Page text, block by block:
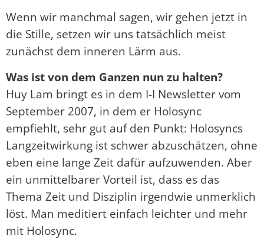
Wenn wir manchmal sagen, wir gehen jetzt in
die Stille, setzen wir uns tatsächlich meist
zunächst dem inneren Lärm aus.
Was ist von dem Ganzen nun zu halten?
Huy Lam bringt es in dem I-I Newsletter vom
September 2007, in dem er Holosync
empfiehlt, sehr gut auf den Punkt: Holosyncs
Langzeitwirkung ist schwer abzuschätzen, ohne
eben eine lange Zeit dafür aufzuwenden. Aber
ein unmittelbarer Vorteil ist, dass es das
Thema Zeit und Disziplin irgendwie unmerklich
löst. Man meditiert einfach leichter und mehr
mit Holosync.